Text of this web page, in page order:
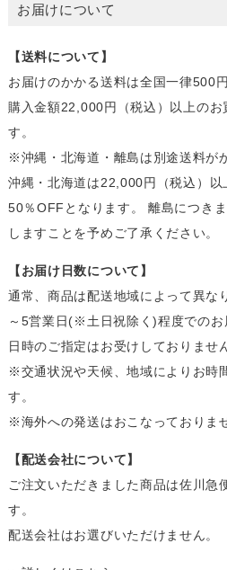
お届けについて
【送料について】
お届けのかかる送料は全国一律500
購入金額22,000円（税込）以上のお
す。
※沖縄・北海道・離島は別途送料が
沖縄・北海道は22,000円（税込）以
50％OFFとなります。 離島につき
しますことを予めご了承ください。
【お届け日数について】
通常、商品は配送地域によって異な
～5営業日(※土日祝除く)程度でのお
日時のご指定はお受けしておりませ
※交通状況や天候、地域によりお時
す。
※海外への発送はおこなっておりま
【配送会社について】
ご注文いただきました商品は佐川急
す。
配送会社はお選びいただけません。